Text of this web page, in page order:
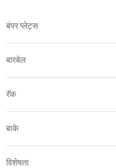
बंपर प्लेट्स
बारबेल
रॅक
बाके
विशेषता